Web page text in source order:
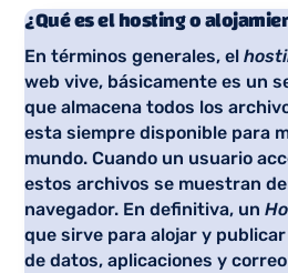
¿Qué es el hosting o
En términos generales, el
web vive, básicamente es un
que almacena todos los
esta siempre disponible para
mundo. Cuando un usuario
estos archivos se muestran
navegador. En definitiva, un
que sirve para alojar y
de datos, aplicaciones y